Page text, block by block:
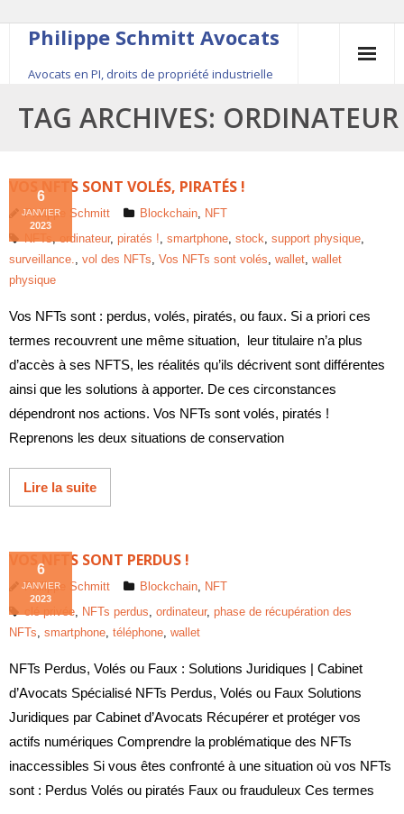
Philippe Schmitt Avocats
Avocats en PI, droits de propriété industrielle
45, rue Saint-Anne, 75001 Paris, +33 (0)1 84 16 35
54
Contact
Le fondateur
Publications
Actualité
TAG ARCHIVES: ORDINATEUR
VOS NFTS SONT VOLÉS, PIRATÉS !
6
JANVIER
2023
Philippe Schmitt Blockchain, NFT
NFTs,ordinateur, piratés !, smartphone, stock, support physique,
surveillance., vol des NFTs, Vos NFTs sont volés, wallet, wallet
physique
Vos NFTs sont : perdus, volés, piratés, ou faux. Si a priori ces
termes recouvrent une même situation, leur titulaire n’a plus
d’accès à ses NFTS, les réalités qu’ils décrivent sont différentes
ainsi que les solutions à apporter. De ces circonstances
dépendront nos actions. Vos NFTs sont volés, piratés !
Reprenons les deux situations de conservation
Lire la suite
VOS NFTS SONT PERDUS !
6
JANVIER
2023
Philippe Schmitt Blockchain, NFT
clé privée, NFTs perdus, ordinateur, phase de récupération des
NFTs, smartphone, téléphone, wallet
NFTs Perdus, Volés ou Faux : Solutions Juridiques | Cabinet
d’Avocats Spécialisé NFTs Perdus, Volés ou Faux Solutions
Juridiques par Cabinet d’Avocats Récupérer et protéger vos
actifs numériques Comprendre la problématique des NFTs
inaccessibles Si vous êtes confronté à une situation où vos NFTs
sont : Perdus Volés ou piratés Faux ou frauduleux Ces termes